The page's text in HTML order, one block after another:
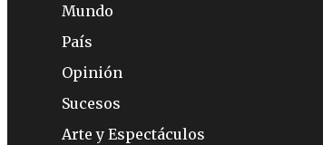
Mundo
País
Opinión
Sucesos
Arte y Espectáculos